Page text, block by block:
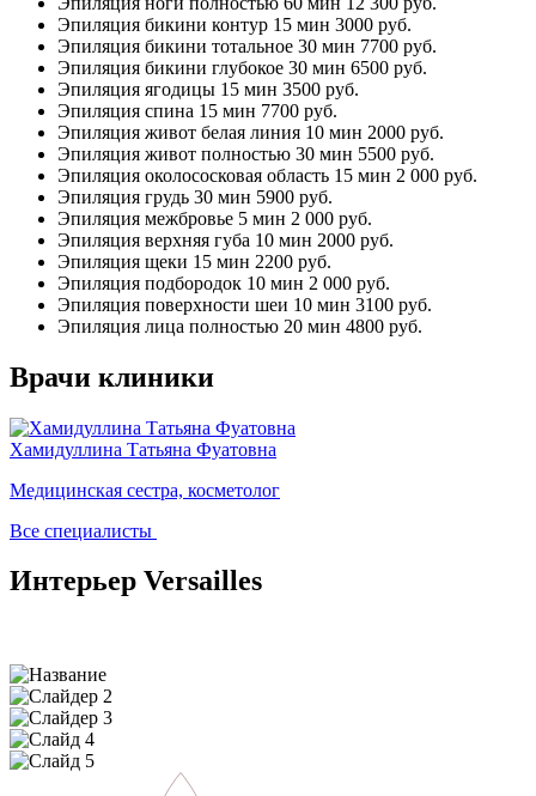
Эпиляция бикини контур 15 мин 3000 руб.
Эпиляция бикини тотальное 30 мин 7700 руб.
Эпиляция бикини глубокое 30 мин 6500 руб.
Эпиляция ягодицы 15 мин 3500 руб.
Эпиляция спина 15 мин 7700 руб.
Эпиляция живот белая линия 10 мин 2000 руб.
Эпиляция живот полностью 30 мин 5500 руб.
Эпиляция околососковая область 15 мин 2 000 руб.
Эпиляция грудь 30 мин 5900 руб.
Эпиляция межбровье 5 мин 2 000 руб.
Эпиляция верхняя губа 10 мин 2000 руб.
Эпиляция щеки 15 мин 2200 руб.
Эпиляция подбородок 10 мин 2 000 руб.
Эпиляция поверхности шеи 10 мин 3100 руб.
Эпиляция лица полностью 20 мин 4800 руб.
Врачи клиники
Хамидуллина Татьяна Фуатовна
Медицинская сестра, косметолог
Все специалисты
Интерьер Versailles